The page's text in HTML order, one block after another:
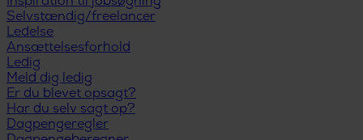
Selvstændig/freelancer
Ledelse
Ansættelsesforhold
Ledig
Meld dig ledig
Er du blevet opsagt?
Har du selv sagt op?
Dagpengeregler